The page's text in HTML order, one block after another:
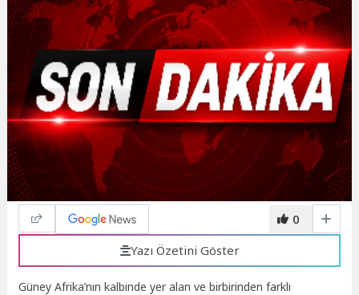
0
Yazı Özetini Göster
Güney Afrika’nın kalbinde yer alan ve birbirinden farklı